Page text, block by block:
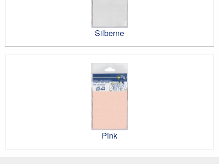
Silberne
Pink